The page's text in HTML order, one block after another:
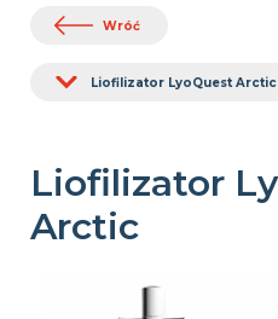
Wróć
Liofilizator LyoQuest Arctic
Liofilizator
Arctic